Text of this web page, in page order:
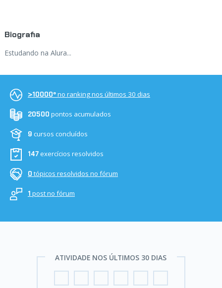
Biografia
Estudando na Alura...
>10000ºno ranking nos últimos 30 dias
20500 pontos acumulados
9 cursos concluídos
147exercícios resolvidos
0 tópicos resolvidos no fórum
1 post no fórum
ATIVIDADE NOS ÚLTIMOS 30 DIAS